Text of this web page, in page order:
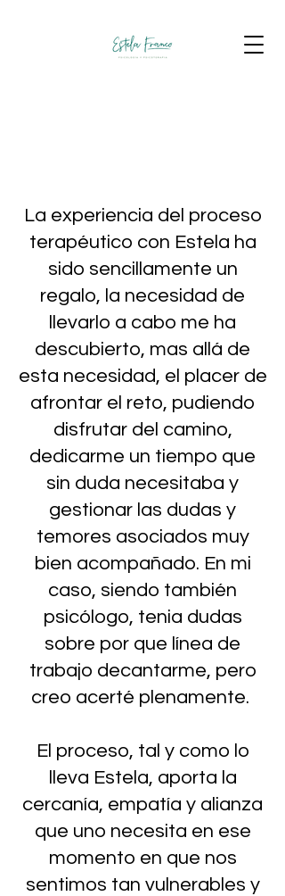
La experiencia del proceso
terapéutico con Estela ha
sido sencillamente un
regalo, la necesidad de
llevarlo a cabo me ha
descubierto, mas allá de
esta necesidad, el placer de
afrontar el reto, pudiendo
disfrutar del camino,
dedicarme un tiempo que
sin duda necesitaba y
gestionar las dudas y
temores asociados muy
bien acompañado. En mi
caso, siendo también
psicólogo, tenia dudas
sobre por que línea de
trabajo decantarme, pero
creo acerté plenamente.
El proceso, tal y como lo
lleva Estela, aporta la
cercanía, empatía y alianza
que uno necesita en ese
momento en que nos
sentimos tan vulnerables y